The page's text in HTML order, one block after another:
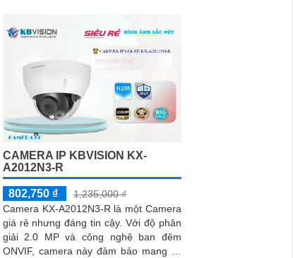
CAMERA IP KBVISION KX-
A2012N3-R
802,750 ₫
1,235,000 ₫
Camera KX-A2012N3-R là một Camera
giá rẻ nhưng đáng tin cậy. Với độ phân
giải 2.0 MP và công nghệ ban đêm
ONVIF, camera này đảm bảo mang lại